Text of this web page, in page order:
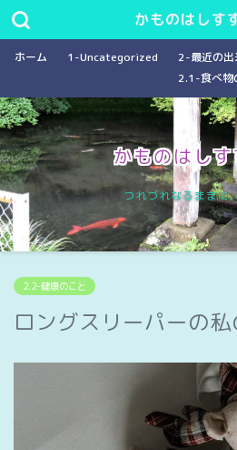
かものはしす
ホーム 1-Uncategorized
2-最近の出
2.1-食べ物
かものはし
つれづれなるままに
2.2-健康のこと
ロングスリーパーの